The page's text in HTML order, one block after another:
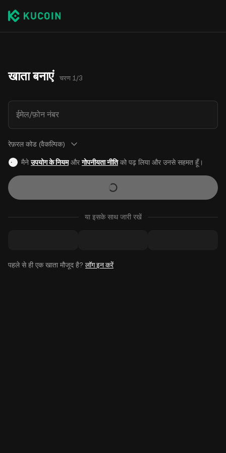
खाता बनाएं चरण 1/3
ईमेल/फ़ोन नंबर
रेफ़रल कोड (वैकल्पिक)
मैनेउपयोग के नियमऔरगोपनीयता नीतिको पढ़ लिया और उनसे सहमत हूँ।
या इसके साथ जारी रखें
पहले से ही एक खाता मौजूद है? लॉग इन करें